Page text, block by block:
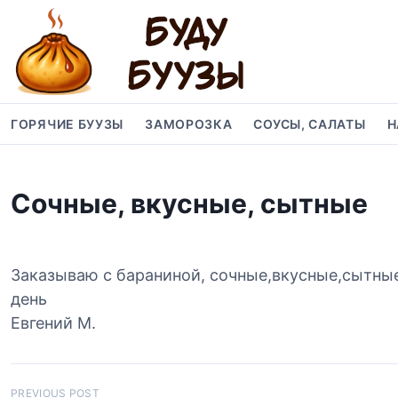
ГОРЯЧИЕ БУУЗЫ ЗАМОРОЗКА СОУСЫ, САЛАТЫ
Сочные, вкусные, сытные
Заказываю с бараниной,
день
Евгений М.
PREVIOUS POST